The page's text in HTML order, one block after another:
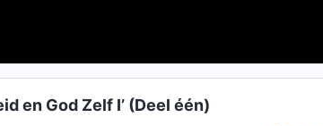
en God Zelf I’ (Deel één)